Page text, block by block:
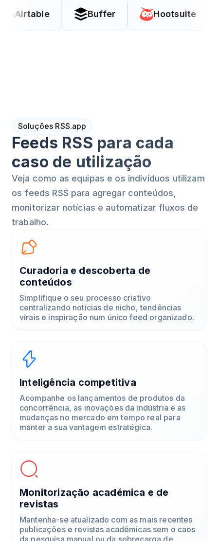
Buffer Hootsuite Coda
Soluções RSS.app
Feeds RSS para cada
caso de utilização
Veja como as equipas e os indivíduos utilizam
os feeds RSS para agregar conteúdos,
monitorizar notícias e automatizar fluxos de
trabalho.
Curadoria e descoberta de
conteúdos
Simplifique o seu processo criativo
centralizando notícias de nicho, tendências
virais e inspiração num único feed organizado.
Inteligência competitiva
Acompanhe os lançamentos de produtos da
concorrência, as inovações da indústria e as
mudanças no mercado em tempo real para
manter a sua vantagem estratégica.
Monitorização académica e de
revistas
Mantenha-se atualizado com as mais recentes
publicações e revistas académicas sem o caos
da pesquisa manual ou da sobrecarga de